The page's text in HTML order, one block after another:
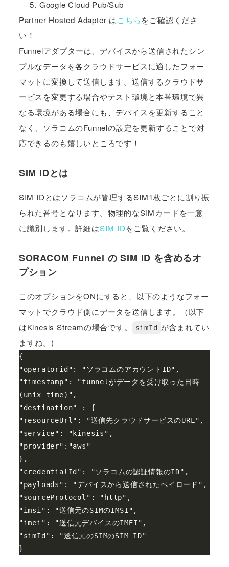
Google Cloud Pub/Sub
Partner Hosted Adapter はこちらをご確認くださ
い！
Funnelアダプターは、デバイスから送信されたシン
プルなデータを各クラウドサービスに適したフォー
マットに変換して送信します。送信するクラウドサ
ービスを変更する場合やテスト環境と本番環境で異
なる環境がある場合にも、デバイスを更新すること
なく、ソラコムのFunnelの設定を更新することで対
応できるのも嬉しいところです！
SIM IDとは
SIM IDとはソラコムが管理するSIM1枚ごとに割り振
られた番号となります。物理的なSIMカードを一意
に識別します。詳細はSIM IDをご覧ください。
SORACOM Funnel の SIM ID を含めるオ
プション
このオプションをONにすると、以下のようなフォー
マットでクラウド側にデータを送信します。（以下
はKinesis Streamの場合です。
simId
が含まれてい
ますね。)
{
"operatorid": "ソラコムのアカウントID",
"timestamp": "funnelがデータを受け取った日時
(unix time)",
"destination" : {
"resourceUrl": "送信先クラウドサービスのURL",
"service": "kinesis",
"provider":"aws"
},
"credentialId": "ソラコムの認証情報のID",
"payloads": "デバイスから送信されたペイロード",
"sourceProtocol": "http",
"imsi": "送信元のSIMのIMSI",
"imei": "送信元デバイスのIMEI",
"simId": "送信元のSIMのSIM ID"
}